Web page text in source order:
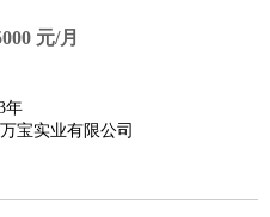
元/月
年
宝实业有限公司